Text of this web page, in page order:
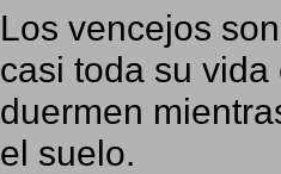
Los vencejos
casi toda su
duermen
el suelo.